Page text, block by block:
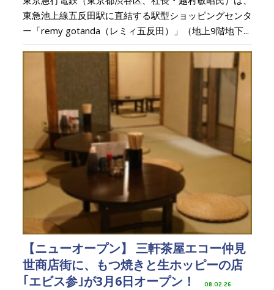
東急池上線五反田駅に直結する駅型ショッピングセンタ
ー「remy gotanda（レミィ五反田）」（地上9階地下...
【ニューオープン】 三軒茶屋エコー仲見
世商店街に、もつ焼きと生ホッピーの店
｢エビス参｣が3月6日オープン！
08.02.26